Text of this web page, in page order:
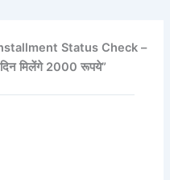
Status Check –
मिलेंगे 2000 रूपये”